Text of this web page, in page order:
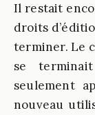
Il restait
droits
terminer. Le
se
seulement
nouveau